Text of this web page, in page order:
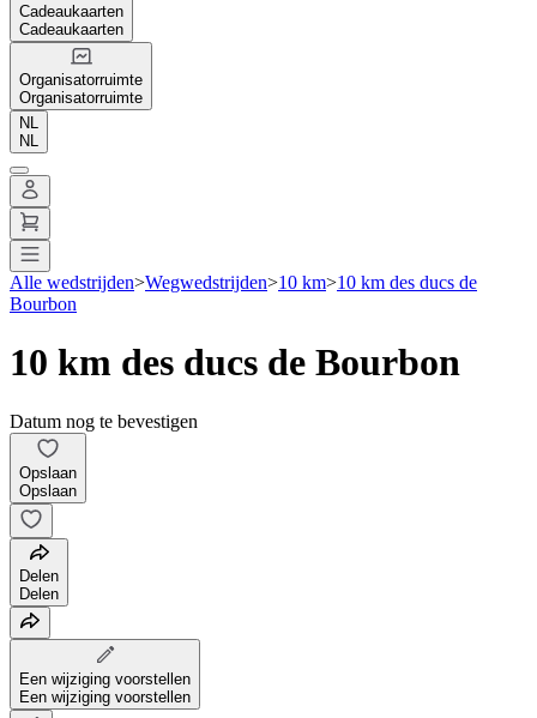
Cadeaukaarten
Cadeaukaarten
Organisatorruimte
Organisatorruimte
NL
NL
Alle wedstrijden>Wegwedstrijden>10 km>10 km des ducs de
Bourbon
10 km des ducs de Bourbon
Datum nog te bevestigen
Opslaan
Opslaan
Delen
Delen
Een wijziging voorstellen
Een wijziging voorstellen